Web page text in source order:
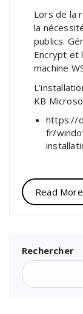
Lors de la
la
publics.
Encrypt et
machine
KB
https://
fr/
Read More
Rechercher